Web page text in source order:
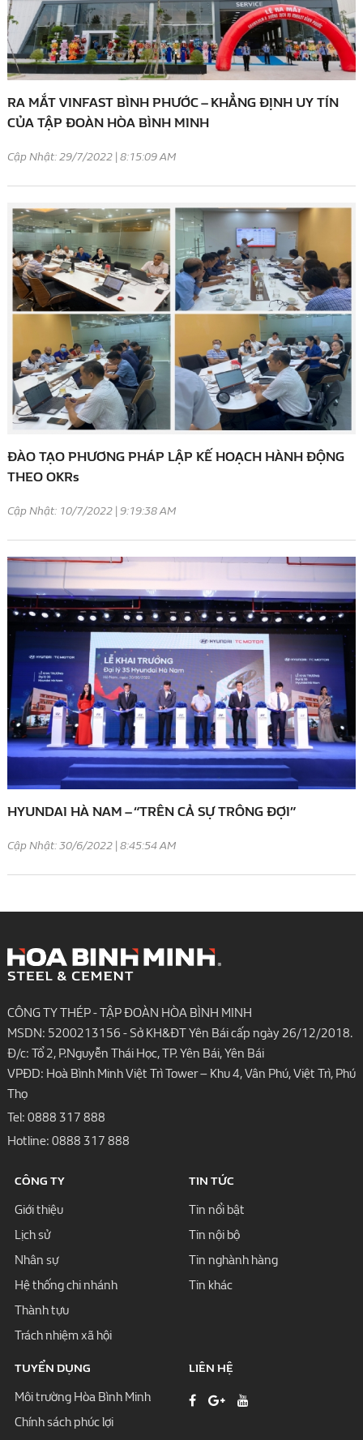
RA MẮT VINFAST BÌNH PHƯỚC – KHẲNG ĐỊNH UY TÍN
CỦA TẬP ĐOÀN HÒA BÌNH MINH
Cập Nhật: 29/7/2022 | 8:15:09 AM
ĐÀO TẠO PHƯƠNG PHÁP LẬP KẾ HOẠCH HÀNH ĐỘNG
THEO OKRs
Cập Nhật: 10/7/2022 | 9:19:38 AM
HYUNDAI HÀ NAM – “TRÊN CẢ SỰ TRÔNG ĐỢI”
Cập Nhật: 30/6/2022 | 8:45:54 AM
CÔNG TY THÉP - TẬP ĐOÀN HÒA BÌNH MINH
MSDN: 5200213156 - Sở KH&ĐT Yên Bái cấp ngày 26/12/2018.
Đ/c: Tổ 2, P.Nguyễn Thái Học, TP. Yên Bái, Yên Bái
VPĐD: Hoà Bình Minh Việt Trì Tower – Khu 4, Vân Phú, Việt Trì, Phú
Thọ
Tel: 0888 317 888
Hotline: 0888 317 888
CÔNG TY
Giới thiệu
Lịch sử
Nhân sự
Hệ thống chi nhánh
Thành tựu
Trách nhiệm xã hội
TIN TỨC
Tin nổi bật
Tin nội bộ
Tin nghành hàng
Tin khác
TUYỂN DỤNG
Môi trường Hòa Bình Minh
Chính sách phúc lợi
LIÊN HỆ